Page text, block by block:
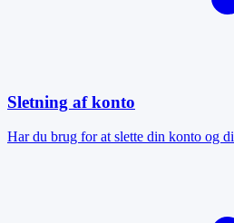
Sletning af konto
Har du brug for at slette din konto og